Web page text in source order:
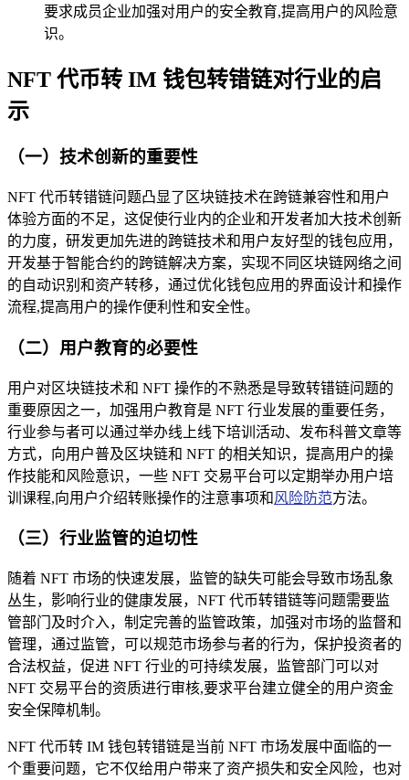
要求成员企业加强对用户的安全教育,提高用户的风险意
识。
NFT 代币转 IM 钱包转错链对行业的启
示
（一）技术创新的重要性
NFT 代币转错链问题凸显了区块链技术在跨链兼容性和用户
体验方面的不足，这促使行业内的企业和开发者加大技术创新
的力度，研发更加先进的跨链技术和用户友好型的钱包应用，
开发基于智能合约的跨链解决方案，实现不同区块链网络之间
的自动识别和资产转移，通过优化钱包应用的界面设计和操作
流程,提高用户的操作便利性和安全性。
（二）用户教育的必要性
用户对区块链技术和 NFT 操作的不熟悉是导致转错链问题的
重要原因之一，加强用户教育是 NFT 行业发展的重要任务，
行业参与者可以通过举办线上线下培训活动、发布科普文章等
方式，向用户普及区块链和 NFT 的相关知识，提高用户的操
作技能和风险意识，一些 NFT 交易平台可以定期举办用户培
训课程,向用户介绍转账操作的注意事项和风险防范方法。
（三）行业监管的迫切性
随着 NFT 市场的快速发展，监管的缺失可能会导致市场乱象
丛生，影响行业的健康发展，NFT 代币转错链等问题需要监
管部门及时介入，制定完善的监管政策，加强对市场的监督和
管理，通过监管，可以规范市场参与者的行为，保护投资者的
合法权益，促进 NFT 行业的可持续发展，监管部门可以对
NFT 交易平台的资质进行审核,要求平台建立健全的用户资金
安全保障机制。
NFT 代币转 IM 钱包转错链是当前 NFT 市场发展中面临的一
个重要问题，它不仅给用户带来了资产损失和安全风险，也对